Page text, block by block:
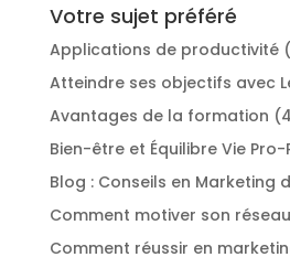
Votre sujet préféré
Applications de productivité
Atteindre ses objectifs avec
Avantages de la formation
Bien-être et Équilibre Vie Pro-
Blog : Conseils en Marketing
Comment motiver son réseau
Comment réussir en